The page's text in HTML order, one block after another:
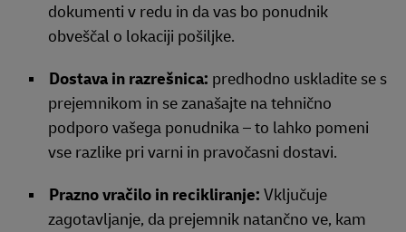
dokumenti v redu in da vas bo ponudnik
obveščal o lokaciji pošiljke.
Dostava in razrešnica: predhodno uskladite se s
prejemnikom in se zanašajte na tehnično
podporo vašega ponudnika – to lahko pomeni
vse razlike pri varni in pravočasni dostavi.
Prazno vračilo in recikliranje: Vključuje
zagotavljanje, da prejemnik natančno ve, kam